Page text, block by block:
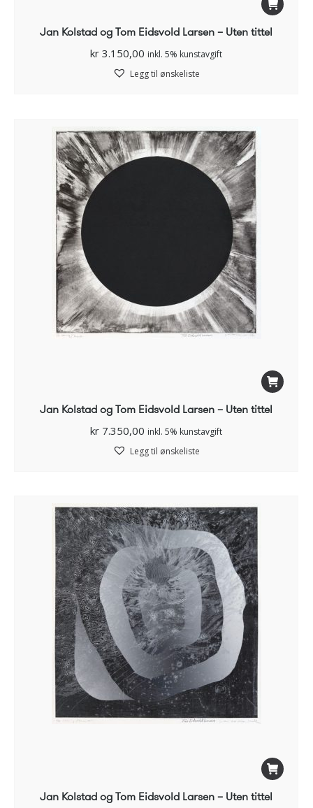
Jan Kolstad og Tom Eidsvold Larsen – Uten tittel
kr 3.150,00 inkl. 5% kunstavgift
Legg til ønskeliste
Jan Kolstad og Tom Eidsvold Larsen – Uten tittel
kr 7.350,00 inkl. 5% kunstavgift
Legg til ønskeliste
Jan Kolstad og Tom Eidsvold Larsen – Uten tittel